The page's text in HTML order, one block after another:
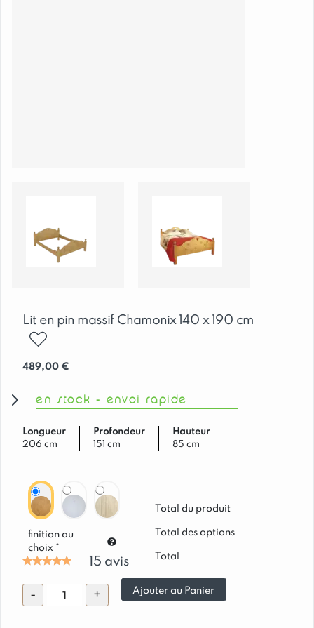
Lit en pin massif Chamonix 140 x 190 cm
ajouter
489,00 €
en stock - envoi rapide
Longueur
206 cm
Profondeur
151 cm
Hauteur
85 cm
finition au
choix *
Total du produit
Total des options
Total
-
quantité
de
+ Ajouter au Panier
15 avis